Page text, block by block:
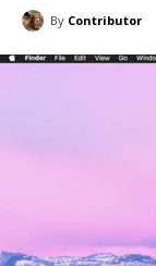
By Contributor